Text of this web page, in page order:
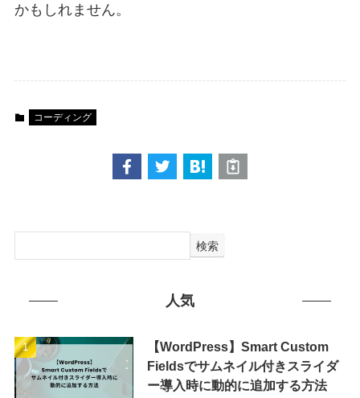
かもしれません。
コーディング
検索
人気
【WordPress】Smart Custom
Fieldsでサムネイル付きスライダ
ー導入時に動的に追加する方法